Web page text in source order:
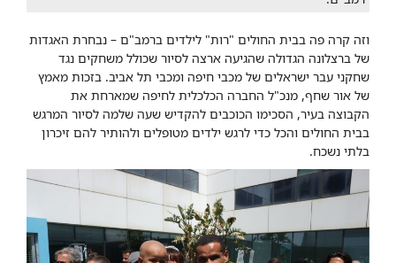
וזה קרה פה בבית החולים "רות" לילדים ברמב"ם – נבחרת האגדות
של ברצלונה הגדולה שהגיעה ארצה לסיור שכולל משחקים נגד
שחקני עבר ישראלים של מכבי חיפה ומכבי תל אביב. בזכות מאמץ
של אור שחף, מנכ"ל החברה הכלכלית לחיפה שמארחת את
הקבוצה בעיר, הסכימו הכוכבים להקדיש שעה שלמה לסיור המרגש
בבית החולים והכל כדי לרגש ילדים מטופלים ולהותיר להם זיכרון
בלתי נשכח.